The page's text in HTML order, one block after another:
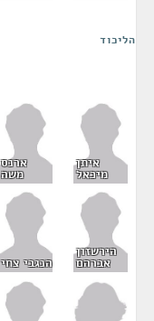
הליכוד
איתן
מיכאל
ארנס
משה
הירשזון
אברהם הנגבי צחי